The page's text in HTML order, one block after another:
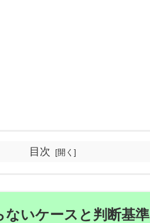
目次
いケースと判断基準